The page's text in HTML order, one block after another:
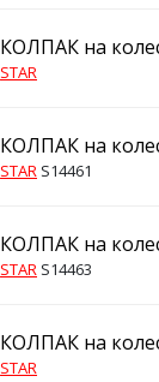
КОЛПАК на
STAR
КОЛПАК на
STAR S14461
КОЛПАК на
STAR S14463
КОЛПАК на
STAR